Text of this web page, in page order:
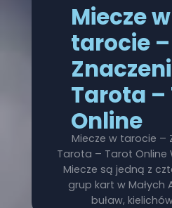
Miecze w
tarocie –
Tarota –
Online
Miecze w tarocie –
Tarota – Tarot Online
Miecze są jedną z
grup kart w Małych
buław,